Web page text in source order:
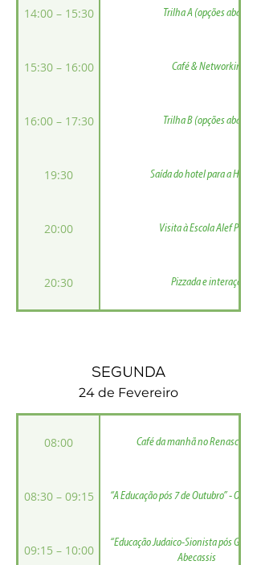
14:00 – 15:30 Trilha A (opções abaixo)
15:30 – 16:00 Café & Networking
16:00 – 17:30 Trilha B (opções abaixo)
19:30 Saída do hotel para a
20:00 Visita à Escola Alef Peretz
20:30 Pizzada e interação
segunda
24 de Fevereiro
08:00 Café da manhã no Renascença
08:30 – 09:15 “A Educação pós 7 de Outubro” - Oved
09:15 – 10:00
“Educação Judaico-Sionista pós
Abecassis